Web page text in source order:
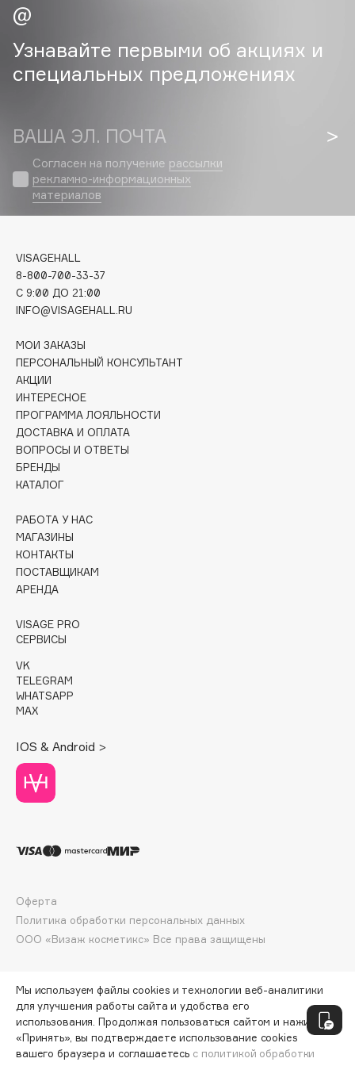
Cadence
Capelli Dorati
Carbon Theory
Catrice
Celimax
Cettua
Chupa Chups
Clarins
Clarins Precious
Clinique
Clive Christian
Club De Nuit
Collagenina
Consly
CosRX
Cottolina
Crescina
Curaprox
D
DABO
Darphin
Davines
Dessange
Dior
Divage
Dorco
Dr. Vranjes Firenze
Dr.Althea
Dr.Ceuracle
DSD de Luxe
Dyson
Узнавайте первыми об акциях и
специальных предложениях
ВАША ЭЛ. ПОЧТА
Согласен на получение рассылки
рекламно-информационных
материалов
VISAGEHALL
8-800-700-33-37
C 9:00 ДО 21:00
INFO@VISAGEHALL.RU
МОИ ЗАКАЗЫ
ПЕРСОНАЛЬНЫЙ КОНСУЛЬТАНТ
АКЦИИ
ИНТЕРЕСНОЕ
ПРОГРАММА ЛОЯЛЬНОСТИ
ДОСТАВКА И ОПЛАТА
ВОПРОСЫ И ОТВЕТЫ
БРЕНДЫ
КАТАЛОГ
РАБОТА У НАС
МАГАЗИНЫ
КОНТАКТЫ
ПОСТАВЩИКАМ
АРЕНДА
VISAGE PRO
СЕРВИСЫ
VK
TELEGRAM
WHATSAPP
MAX
IOS & Android >
ООО «Визаж косметикс» Все права защищены
Оферта
Политика обработки персональных данных
Мы используем файлы cookies и технологии веб-аналитики
для улучшения работы сайта и удобства его
использования. Продолжая пользоваться сайтом и нажимая
«Принять», вы подтверждаете использование cookies
вашего браузера и соглашаетесь с политикой обработки